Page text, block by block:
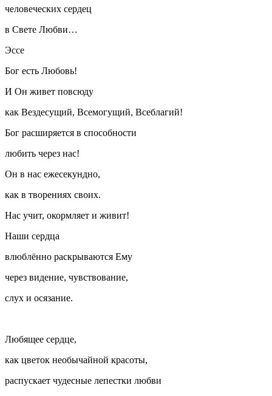
человеческих сердец
в Свете Любви…
Эссе
Бог есть Любовь!
И Он живет повсюду
как Вездесущий, Всемогущий, Всеблагий!
Бог расширяется в способности
любить через нас!
Он в нас ежесекундно,
как в творениях своих.
Нас учит, окормляет и живит!
Наши сердца
влюблённо раскрываются Ему
через видение, чувствование,
слух и осязание.
Любящее сердце,
как цветок необычайной красоты,
распускает чудесные лепестки любви